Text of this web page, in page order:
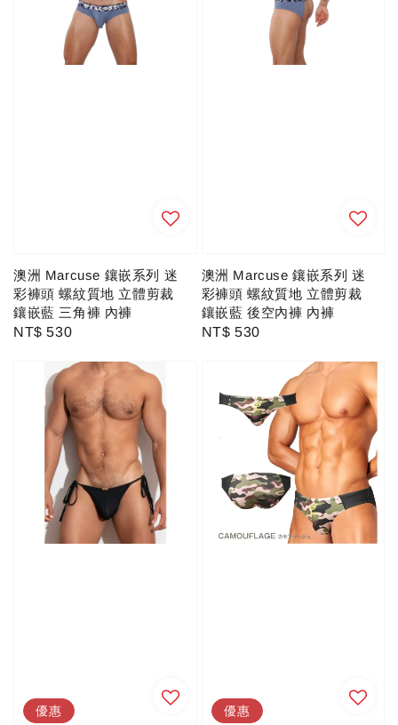
澳洲 Marcuse 鑲嵌系列 迷
彩褲頭 螺紋質地 立體剪裁
鑲嵌藍 三角褲 內褲
Regular
NT$ 530
澳洲 Marcuse 鑲嵌系列 迷
彩褲頭 螺紋質地 立體剪裁
鑲嵌藍 後空內褲 內褲
Regular
NT$ 530
優惠 優惠